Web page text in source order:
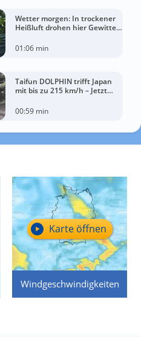
Wetter morgen: In trockener
Heißluft drohen hier Gewitter
01:06 min
Taifun DOLPHIN trifft Japan
mit bis zu 215 km/h – Jetzt
00:59 min
Windgeschwindigkeiten
Karte öffnen